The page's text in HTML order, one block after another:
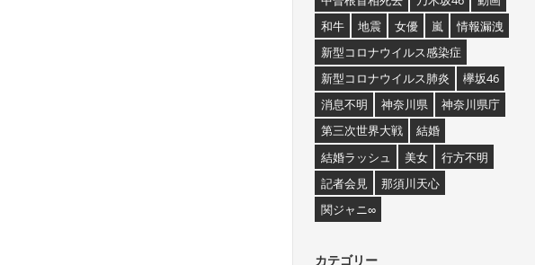
和牛
地震 女優 嵐
情報漏洩
新型コロナウイルス感染症
新型コロナウイルス肺炎
欅坂46
消息不明
神奈川県
神奈川県庁
第三次世界大戦
結婚
結婚ラッシュ
美女
行方不明
記者会見
那須川天心
関ジャニ∞
カテゴリー